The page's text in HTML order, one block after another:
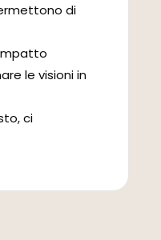
di
le visioni in
ci